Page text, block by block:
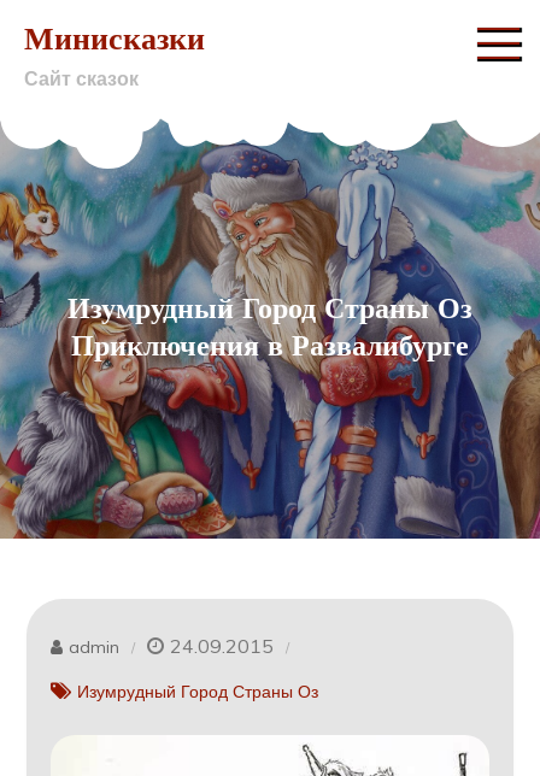
content
Минисказки
Сайт сказок
Изумрудный Город Страны Оз
Приключения в Развалибурге
admin 24.09.2015
Изумрудный Город Страны Оз